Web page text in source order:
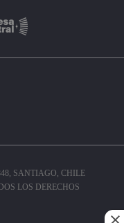
SANTIAGO, CHILE
LOS DERECHOS